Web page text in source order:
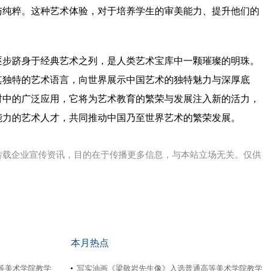
粹。这种艺术体验，对于培养学生的审美能力、提升他们的
跻身于经典艺术之列，是人类艺术宝库中一颗璀璨的明珠。
特的艺术语言，向世界展示中国艺术的独特魅力与深厚底
的广泛应用，它将为艺术教育的繁荣与发展注入新的活力，
的艺术人才，共同推动中国乃至世界艺术的繁荣发展。
企业宣传资讯，目的在于传播更多信息，与本站立场无关。仅供
美术学院教学
本月热点
写实油画《梁敬岩先生像》入选普通高等美术学院教学